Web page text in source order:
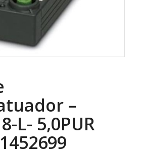
–
L- 5,0PUR